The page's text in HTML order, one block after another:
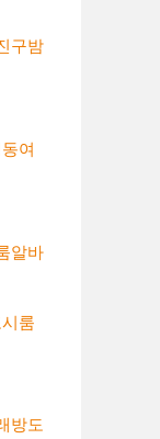
구밤
여
알바
룸
방도